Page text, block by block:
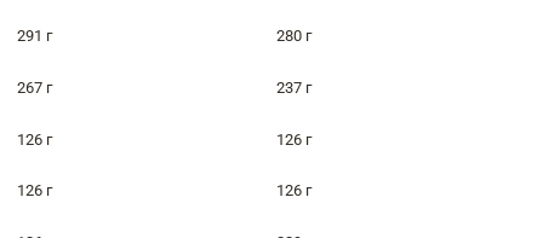
291 г 280 г
267 г 237 г
126 г 126 г
126 г 126 г